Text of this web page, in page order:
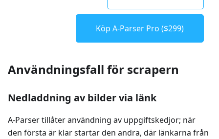
Köp A-Parser Pro ($299)
Användningsfall för scrapern
Nedladdning av bilder via länk
A-Parser tillåter användning av uppgiftskedjor; när
den första är klar startar den andra, där länkarna från